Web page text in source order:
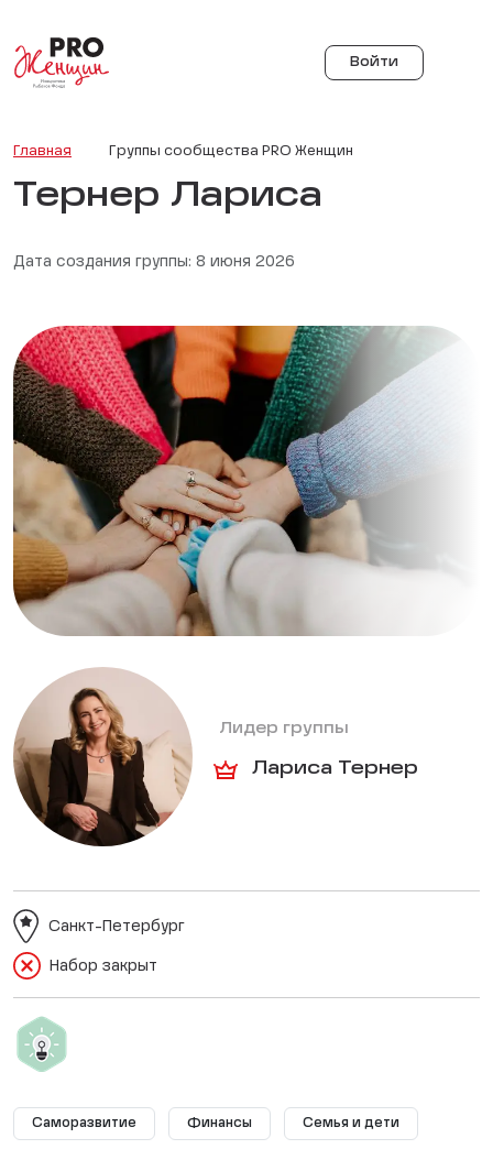
Войти
Главная Группы сообщества PRO Женщин
Тернер Лариса
Дата создания группы: 8 июня 2026
Лидер группы
Лариса Тернер
Набор закрыт
Санкт-Петербург
Саморазвитие Финансы Семья и дети